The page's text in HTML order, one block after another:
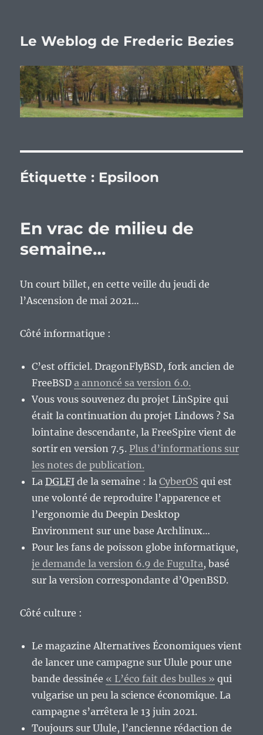
Le Weblog de Frederic Bezies
Étiquette : Epsiloon
En vrac de milieu de
semaine…
Un court billet, en cette veille du jeudi de
l’Ascension de mai 2021…
Côté informatique :
C’est officiel. DragonFlyBSD, fork ancien de
FreeBSDa annoncé sa version 6.0.
Vous vous souvenez du projet LinSpire qui
était la continuation du projet Lindows ? Sa
lointaine descendante, la FreeSpire vient de
sortir en version 7.5. Plus d’informations sur
les notes de publication.
LaDGLFI de la semaine : laCyberOS qui est
une volonté de reproduire l’apparence et
l’ergonomie du Deepin Desktop
Environment sur une base Archlinux…
Pour les fans de poisson globe informatique,
je demande la version 6.9 de FuguIta, basé
sur la version correspondante d’OpenBSD.
Côté culture :
Le magazine Alternatives Économiques vient
de lancer une campagne sur Ulule pour une
bande dessinée « L’éco fait des bulles » qui
vulgarise un peu la science économique. La
campagne s’arrêtera le 13 juin 2021.
Toujours sur Ulule, l’ancienne rédaction de